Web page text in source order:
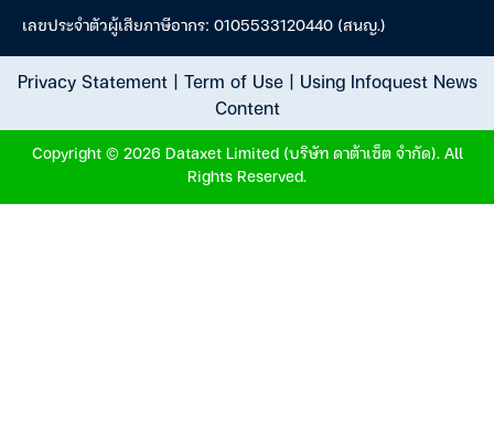
เลขประจำตัวผู้เสียภาษีอากร: 0105533120440 (สนญ.)
Privacy Statement| Term of Use| Using Infoquest News
Content
Copyright © 2026 Dataxet Limited (บริษัท ดาต้าเซ็ต จำกัด). All
Rights Reserved.